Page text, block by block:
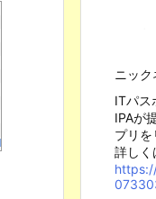
variable?
ニック
ITパス
IPAが
プリを
詳しく